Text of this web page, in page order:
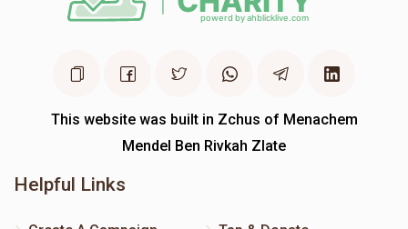
This website was built in Zchus of Menachem
Mendel Ben Rivkah Zlate
Helpful Links